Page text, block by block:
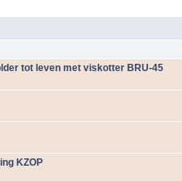
tot leven met viskotter BRU-45
KZOP